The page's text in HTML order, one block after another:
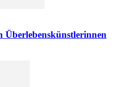
Überlebenskünstlerinnen